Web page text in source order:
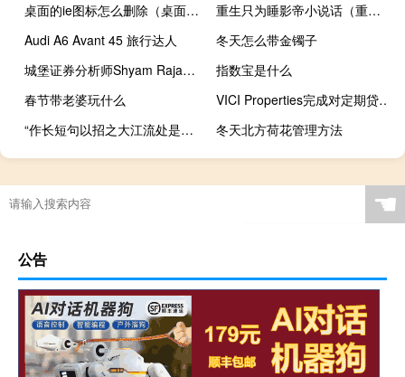
桌面的ie图标怎么删除（桌面的ie图标不见了）
重生只为睡影帝小说话（重生只为睡影帝）
Audi A6 Avant 45 旅行达人
冬天怎么带金镯子
城堡证券分析师Shyam Rajan：呼吁体量为26万亿美元的美国国债市场的监管部门侧重于推出市场范围的解决方案以改善市场韧性
指数宝是什么
春节带老婆玩什么
VICI Properties完成对定期贷款B设施的重新定价
“作长短句以招之大江流处是庐峰”的出处是哪里
冬天北方荷花管理方法
☚
公告